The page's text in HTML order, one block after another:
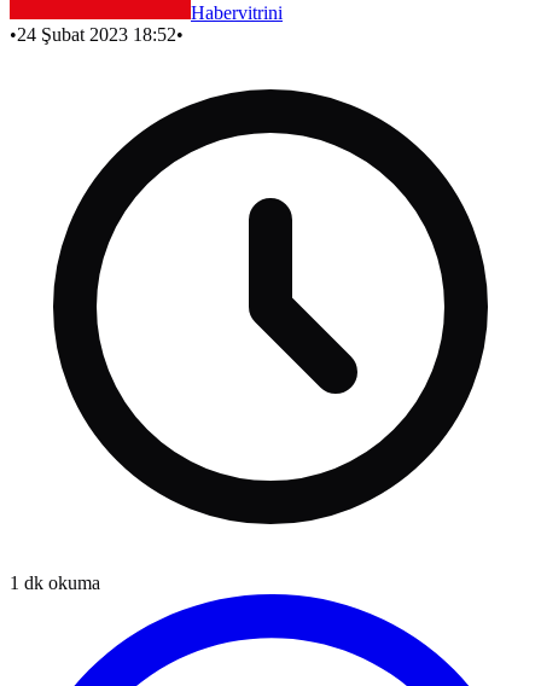
Habervitrini
•24 Şubat 2023 18:52•
1 dk okuma